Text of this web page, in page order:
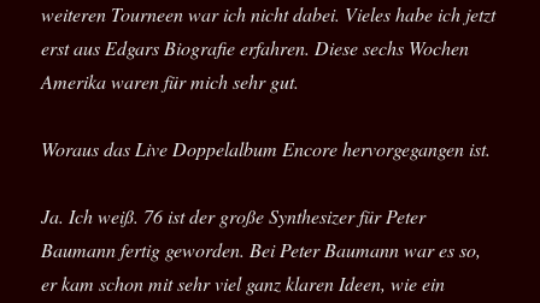
weiteren Tourneen war ich nicht dabei. Vieles habe ich jetzt
erst aus Edgars Biografie erfahren. Diese sechs Wochen
Amerika waren für mich sehr gut.
Woraus das Live Doppelalbum Encore hervorgegangen ist.
Ja. Ich weiß. 76 ist der große Synthesizer für Peter
Baumann fertig geworden. Bei Peter Baumann war es so,
er kam schon mit sehr viel ganz klaren Ideen, wie ein